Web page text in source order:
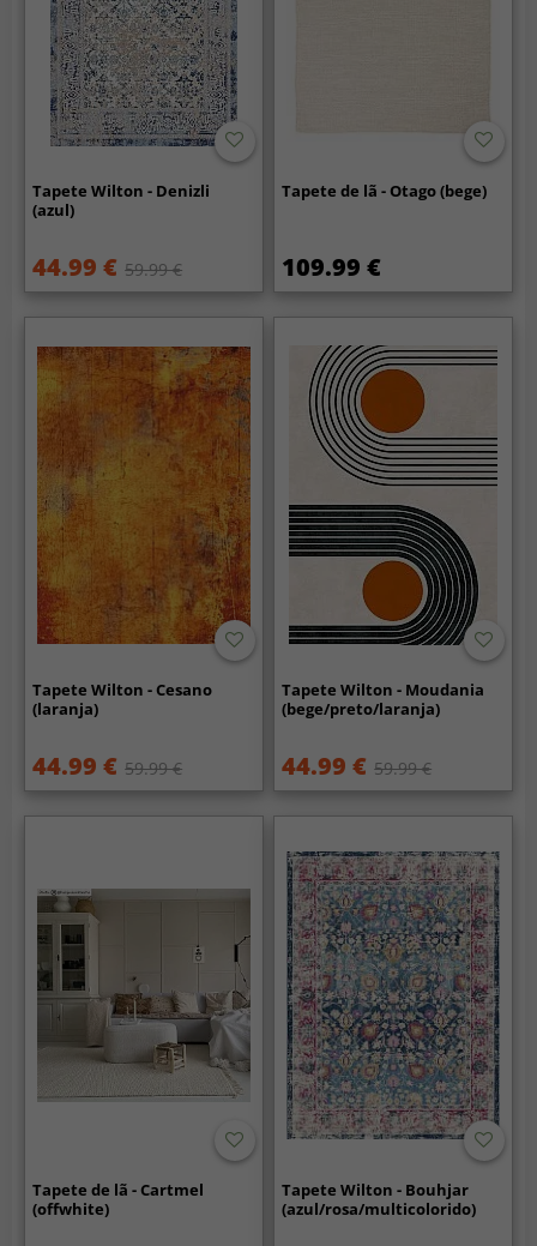
Tapete Wilton - Denizli
(azul)
44.99 € 59.99 €
Tapete de lã - Otago (bege)
109.99 €
Tapete Wilton - Cesano
(laranja)
44.99 € 59.99 €
Tapete Wilton - Moudania
(bege/preto/laranja)
44.99 € 59.99 €
Tapete de lã - Cartmel
(offwhite)
Tapete Wilton - Bouhjar
(azul/rosa/multicolorido)